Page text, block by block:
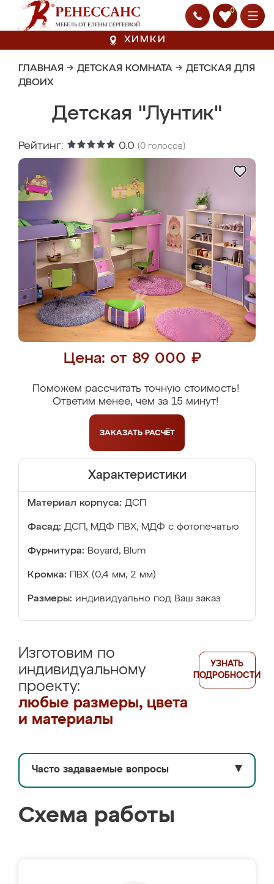
0
ХИМКИ
ГЛАВНАЯ → ДЕТСКАЯ КОМНАТА → ДЕТСКАЯ ДЛЯ
ДВОИХ
Детская "Лунтик"
Рейтинг: 0.0 (0 голосов)
Цена: от 89 000 ₽
Поможем рассчитать точную стоимость!
Ответим менее, чем за 15 минут!
ЗАКАЗАТЬ РАСЧЁТ
Характеристики
Материал корпуса: ДСП
Фасад: ДСП, МДФ ПВХ, МДФ с фотопечатью
Фурнитура: Boyard, Blum
Кромка: ПВХ (0,4 мм, 2 мм)
Размеры: индивидуально под Ваш заказ
Изготовим по
индивидуальному
проекту:
любые размеры, цвета
и материалы
УЗНАТЬ
ПОДРОБНОСТИ
Часто задаваемые вопросы ▼
Схема работы